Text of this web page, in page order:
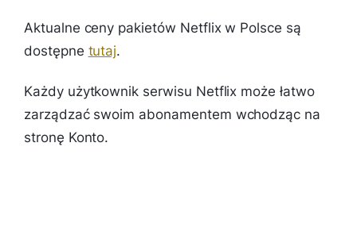
Aktualne ceny pakietów Netflix w Polsce są
dostępne tutaj.
Każdy użytkownik serwisu Netflix może łatwo
zarządzać swoim abonamentem wchodząc na
stronę Konto.